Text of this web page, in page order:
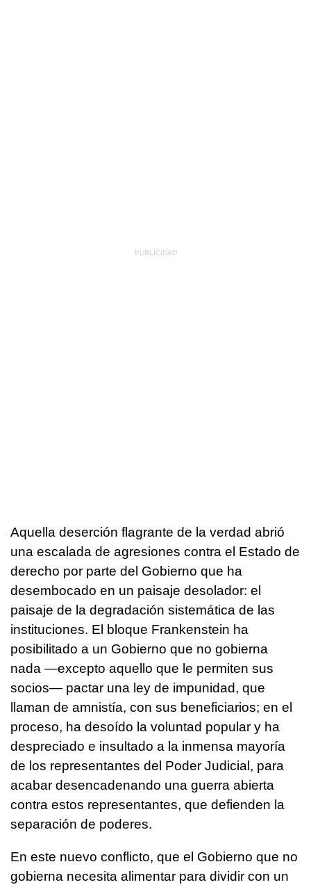
Aquella deserción flagrante de la verdad abrió
una escalada de agresiones contra el Estado de
derecho por parte del Gobierno que ha
desembocado en un paisaje desolador: el
paisaje de la degradación sistemática de las
instituciones. El bloque Frankenstein ha
posibilitado a un Gobierno que no gobierna
nada —excepto aquello que le permiten sus
socios— pactar una ley de impunidad, que
llaman de amnistía, con sus beneficiarios; en el
proceso, ha desoído la voluntad popular y ha
despreciado e insultado a la inmensa mayoría
de los representantes del Poder Judicial, para
acabar desencadenando una guerra abierta
contra estos representantes, que defienden la
separación de poderes.
En este nuevo conflicto, que el Gobierno que no
gobierna necesita alimentar para dividir con un